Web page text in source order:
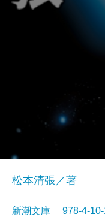
松本清張／著
新潮文庫 978-4-